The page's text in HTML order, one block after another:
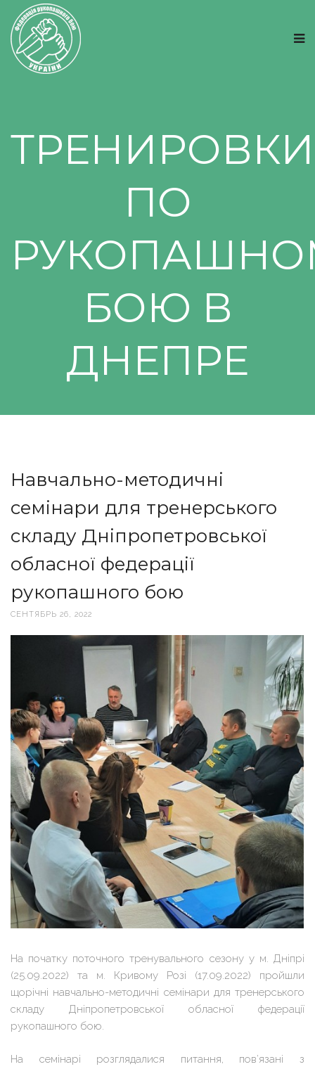
ТРЕНИРОВКИ
ПО
БОЮ В
ДНЕПРЕ
Навчально-методичні
семінари для тренерського
складу Дніпропетровської
обласної федерації
рукопашного бою
СЕНТЯБРЬ 26, 2022
На початку поточного тренувального сезону у м. Дніпрі
(25.09.2022) та м. Кривому Розі (17.09.2022) пройшли
щорічні навчально-методичні семінари для тренерського
складу Дніпропетровської обласної федерації
рукопашного бою.
На семінарі розглядалися питання, пов’язані з